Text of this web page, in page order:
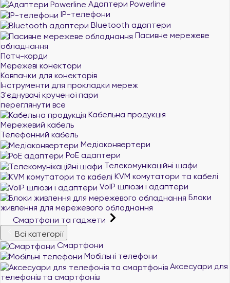
Адаптери Powerline
IP-телефони
Bluetooth адаптери
Пасивне мережеве
обладнання
Патч-корди
Мережеві конектори
Ковпачки для конекторів
Інструменти для прокладки мереж
З'єднувачі крученої пари
переглянути все
Кабельна продукція
Мережевий кабель
Телефонний кабель
Медіаконвертери
PoE адаптери
Телекомунікаційні шафи
KVM комутатори та кабелі
VoIP шлюзи і адаптери
Блоки
живлення для мережевого обладнання
Смартфони та гаджети
Всі категорії
Смартфони
Мобільні телефони
Аксесуари для
телефонів та смартфонів